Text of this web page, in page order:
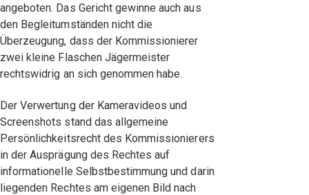
angeboten. Das Gericht gewinne auch aus
den Begleitumständen nicht die
Überzeugung, dass der Kommissionierer
zwei kleine Flaschen Jägermeister
rechtswidrig an sich genommen habe.
Der Verwertung der Kameravideos und
Screenshots stand das allgemeine
Persönlichkeitsrecht des Kommissionierers
in der Ausprägung des Rechtes auf
informationelle Selbstbestimmung und darin
liegenden Rechtes am eigenen Bild nach